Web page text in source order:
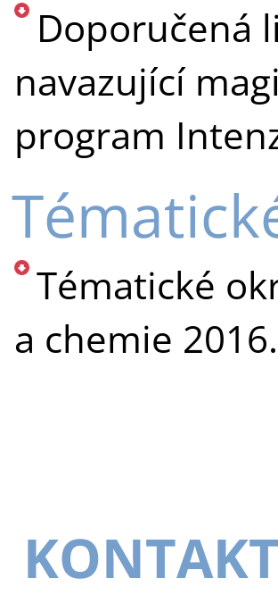
Doporučená
navazující
program
Tématické
a chemie